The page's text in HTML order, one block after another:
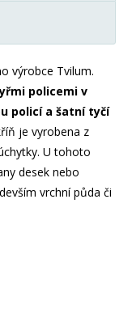
výrobce Tvilum.
policemi v
policí a šatní tyčí
je vyrobena z
U tohoto
desek nebo
vrchní půda či